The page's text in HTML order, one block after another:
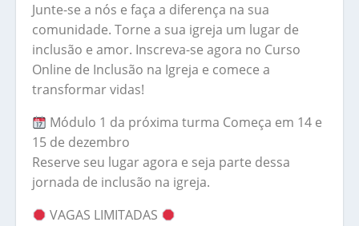
Junte-se a nós e faça a diferença na sua
comunidade. Torne a sua igreja um lugar de
inclusão e amor. Inscreva-se agora no Curso
Online de Inclusão na Igreja e comece a
transformar vidas!
Módulo 1 da próxima turma Começa em 14 e
15 de dezembro
Reserve seu lugar agora e seja parte dessa
jornada de inclusão na igreja.
VAGAS LIMITADAS